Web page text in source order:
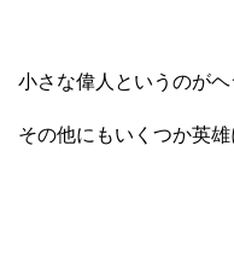
小さな偉人というのが
その他にもいくつか英